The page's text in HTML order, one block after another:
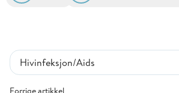
Forrige artikkel
Hivinfeksjon/Aids